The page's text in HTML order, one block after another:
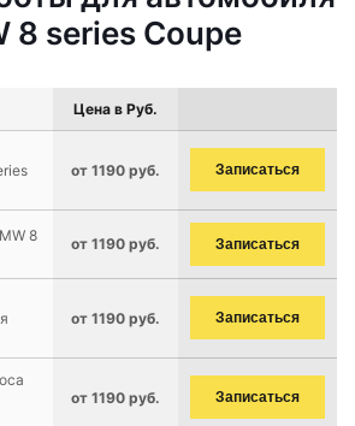
8 series Coupe
Цена в Руб.
от 1190 руб. Записаться
8
от 1190 руб. Записаться
от 1190 руб. Записаться
от 1190 руб. Записаться